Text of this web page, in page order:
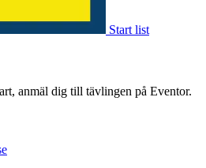
Start list
anmäl dig till tävlingen på Eventor.